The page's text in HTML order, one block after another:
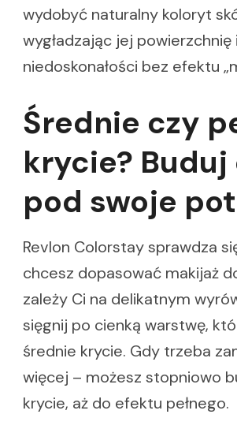
wydobyć naturalny koloryt
wygładzając jej powierzchnię
niedoskonałości bez efektu
Średnie czy
krycie?
pod swoje
Revlon Colorstay sprawdza
chcesz dopasować makijaż
zależy Ci na delikatnym
sięgnij po cienką warstwę,
średnie krycie. Gdy trzeba
więcej – możesz stopniowo
krycie, aż do efektu pełnego.